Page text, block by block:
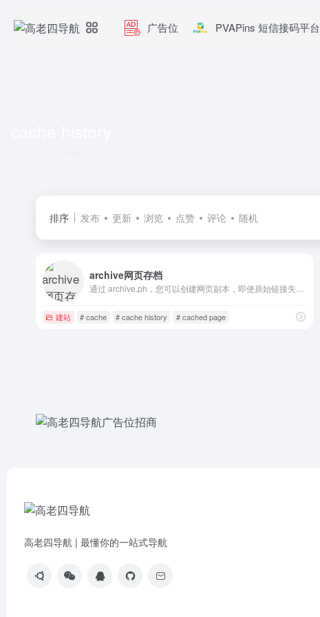
广告位 PVAPins 短信接码平台
排序 发布 更新 浏览 点赞 评论 随机
archive网页存档
建站 # cache # cache history # cached page
高老四导航 | 最懂你的一站式导航